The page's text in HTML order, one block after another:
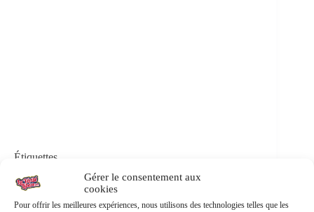
Gérer le consentement aux
cookies
Pour offrir les meilleures expériences, nous utilisons des technologies telles que les
Étiquettes
communication #écouter mémoire
#silence thérapie